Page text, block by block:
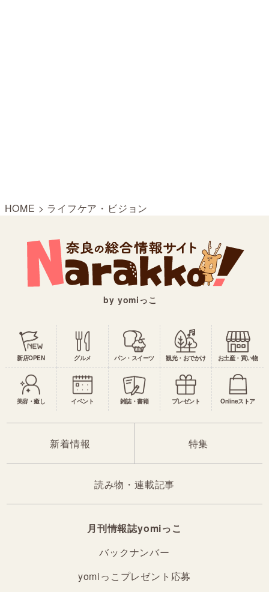
HOME > ライフケア・ビジョン
by yomiっこ
新店OPEN グルメ パン・スイーツ 観光・おでかけ お土産・買い物
美容・癒し イベント 雑誌・書籍 プレゼント Onlineストア
新着情報 特集
読み物・連載記事
月刊情報誌yomiっこ
バックナンバー
yomiっこプレゼント応募